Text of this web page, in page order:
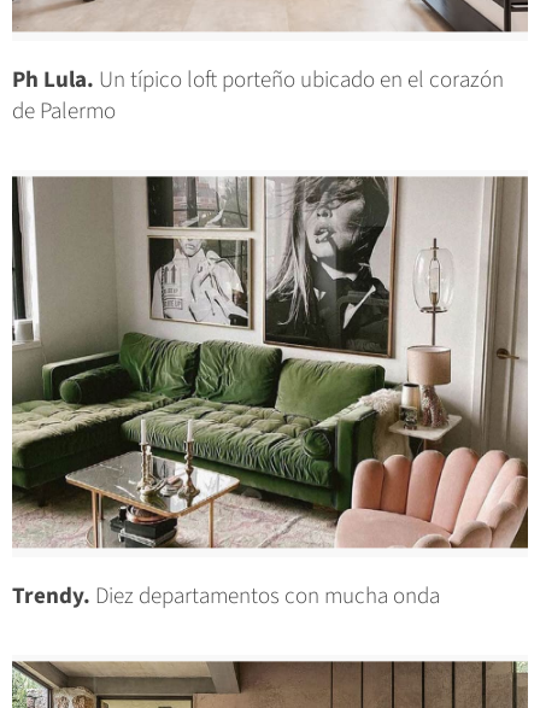
Ph Lula. Un típico loft porteño ubicado en el corazón
de Palermo
Trendy. Diez departamentos con mucha onda